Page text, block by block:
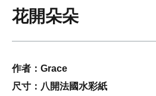
花開朵朵
作者：Grace
尺寸：八開法國水彩紙